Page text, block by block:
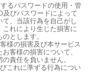
るパスワードの使用・管
びパスワードによって
、当該行為を自己がし
れにより生じた損害に
とします。
様の損害及び本サービス
客様の損害について、
責任を負いません。
これに準ずる行為につい